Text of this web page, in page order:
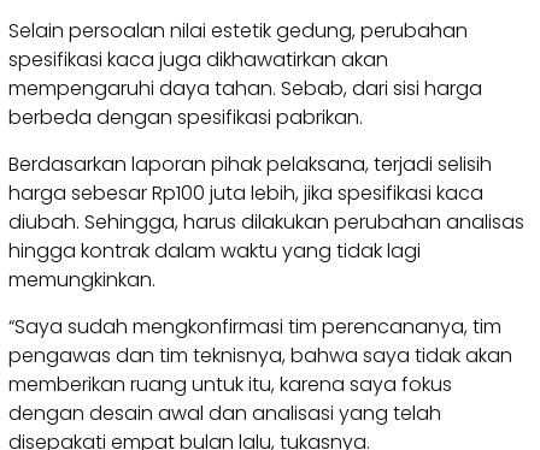
Selain persoalan nilai estetik gedung, perubahan
spesifikasi kaca juga dikhawatirkan akan
mempengaruhi daya tahan. Sebab, dari sisi harga
berbeda dengan spesifikasi pabrikan.
Berdasarkan laporan pihak pelaksana, terjadi selisih
harga sebesar Rp100 juta lebih, jika spesifikasi kaca
diubah. Sehingga, harus dilakukan perubahan analisas
hingga kontrak dalam waktu yang tidak lagi
memungkinkan.
“Saya sudah mengkonfirmasi tim perencananya, tim
pengawas dan tim teknisnya, bahwa saya tidak akan
memberikan ruang untuk itu, karena saya fokus
dengan desain awal dan analisasi yang telah
disepakati empat bulan lalu, tukasnya.